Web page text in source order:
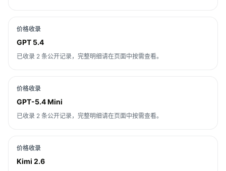
价格收录
GPT 5.4
已收录 2 条公开记录，完整明细请在页面中按需查看。
价格收录
GPT-5.4 Mini
已收录 2 条公开记录，完整明细请在页面中按需查看。
价格收录
Kimi 2.6